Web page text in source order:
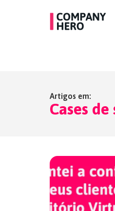
Artigos em:
Cases de